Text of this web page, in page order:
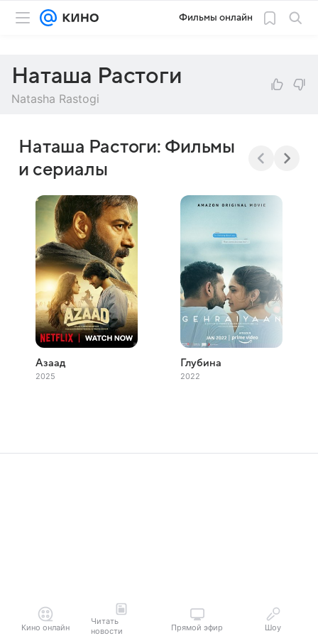
Фильмы онлайн
Наташа Растоги
Natasha Rastogi
Наташа Растоги: Фильмы
и сериалы
Азаад
2025
Глубина
2022
Кино онлайн
Читать
новости
Прямой эфир Шоу